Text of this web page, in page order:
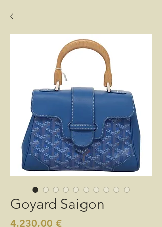
Goyard Saigon
4.230,00 €Preis